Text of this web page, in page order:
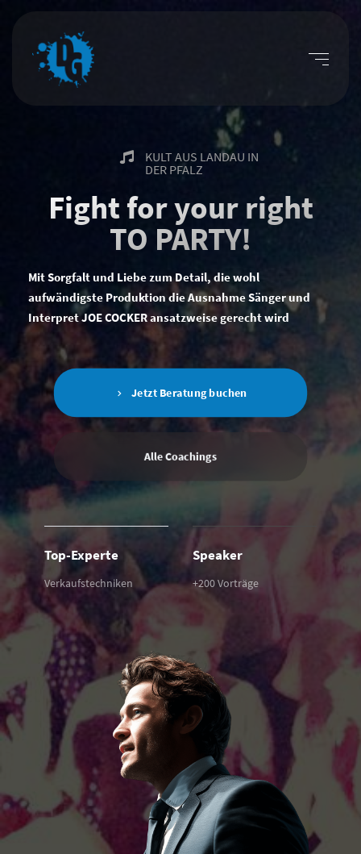
KULT AUS LANDAU IN
DER PFALZ
Fight for your right
TO PARTY!
Mit Sorgfalt und Liebe zum Detail, die wohl
aufwändigste Produktion die Ausnahme Sänger und
Interpret JOE COCKER ansatzweise gerecht wird
Jetzt Beratung buchen
Alle Coachings
Top-Experte
Verkaufstechniken
Speaker
+200 Vorträge